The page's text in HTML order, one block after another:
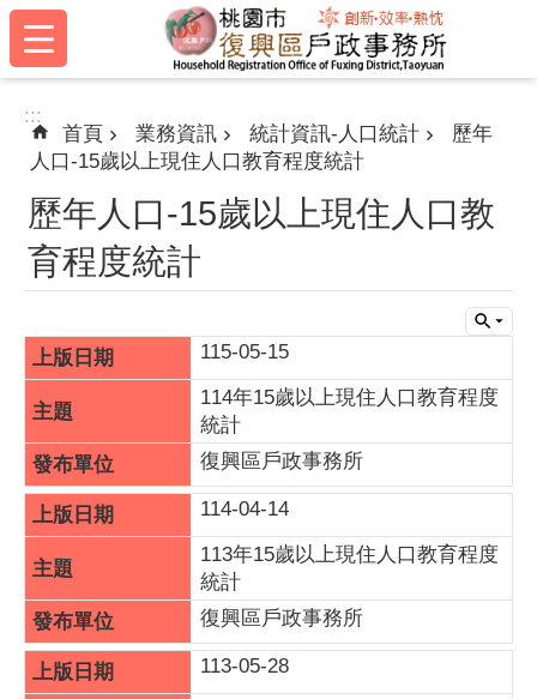
跳到主要內容區塊
:::
:::
首頁 業務資訊 統計資訊-人口統計
歷年
人口-15歲以上現住人口教育程度統計
歷年人口-15歲以上現住人口教
育程度統計
115-05-15
114年15歲以上現住人口教育程度
統計
復興區戶政事務所
114-04-14
113年15歲以上現住人口教育程度
統計
復興區戶政事務所
113-05-28